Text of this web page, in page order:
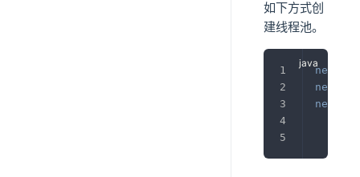
如下方式创
建线程池。
new
new
new